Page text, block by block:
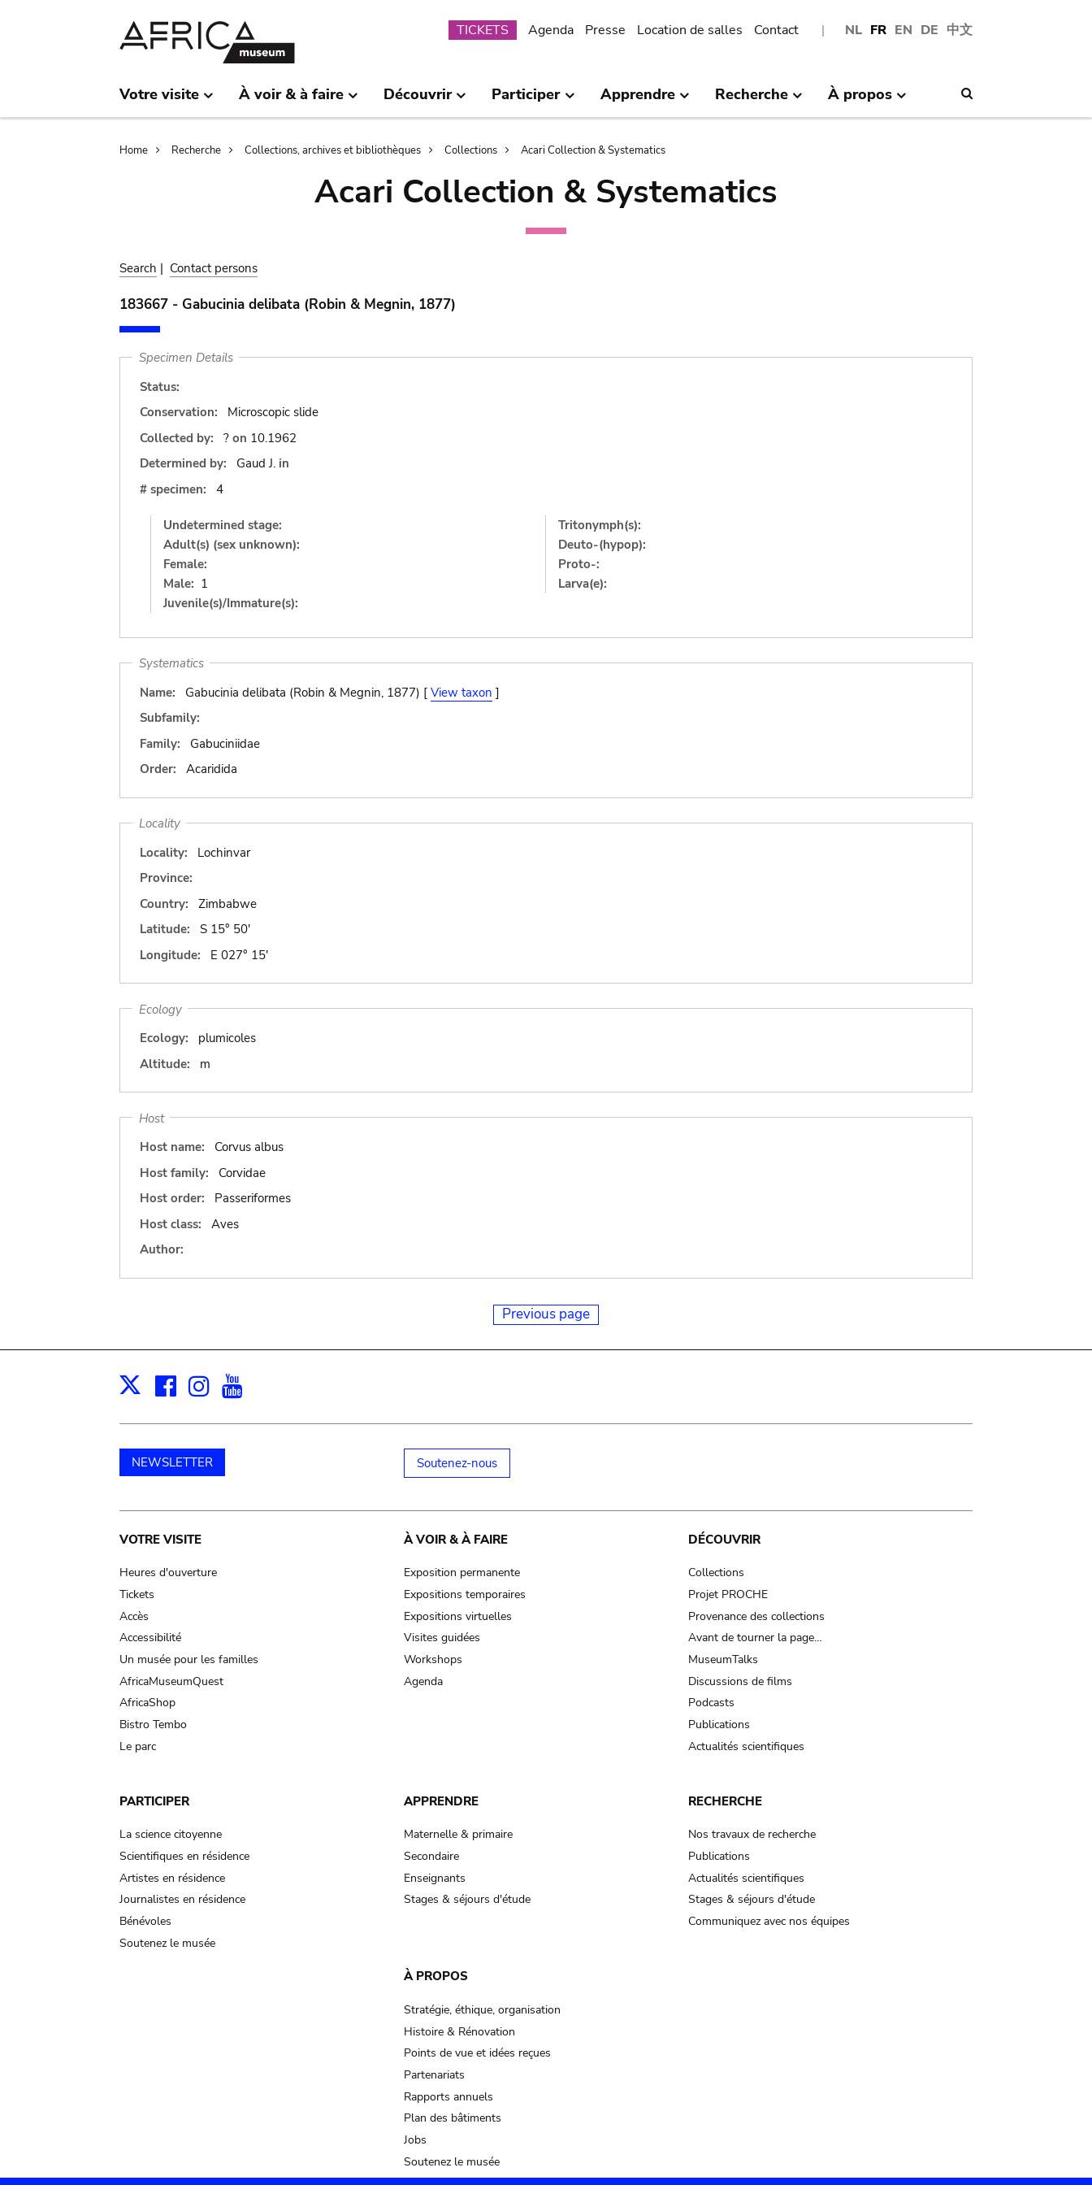
NL FR EN DE 中文
Submenu
TICKETS Agenda Presse Location de salles Contact
Votre visite À voir & à faire Découvrir Participer Apprendre Recherche À propos
Breadcrumb
Home Recherche Collections, archives et bibliothèques Collections Acari Collection & Systematics
Acari Collection & Systematics
Search | Contact persons
183667 - Gabucinia delibata (Robin & Megnin, 1877)
Specimen Details
Status:
Conservation:
Microscopic slide
Collected by:
? on 10.1962
Determined by:
Gaud J. in
# specimen:
4
Undetermined stage:
Adult(s) (sex unknown):
Female:
Male: 1
Juvenile(s)/Immature(s):
Tritonymph(s):
Deuto-(hypop):
Proto-:
Larva(e):
Systematics
Name:
Gabucinia delibata (Robin & Megnin, 1877) [ View taxon ]
Subfamily:
Family:
Gabuciniidae
Order:
Acaridida
Locality
Locality:
Lochinvar
Province:
Country:
Zimbabwe
Latitude:
S 15° 50'
Longitude:
E 027° 15'
Ecology
Ecology:
plumicoles
Altitude:
m
Host
Host name:
Corvus albus
Host family:
Corvidae
Host order:
Passeriformes
Host class:
Aves
Author:
Previous page
X Facebook
Instagram
NEWSLETTER Soutenez-nous
Main
navigation
VOTRE VISITE
Heures d'ouverture
Tickets
Accès
Accessibilité
Un musée pour les familles
AfricaMuseumQuest
AfricaShop
Bistro Tembo
Le parc
À VOIR & À FAIRE
Exposition permanente
Expositions temporaires
Expositions virtuelles
Visites guidées
Workshops
Agenda
DÉCOUVRIR
Collections
Projet PROCHE
Provenance des collections
Avant de tourner la page…
MuseumTalks
Discussions de films
Podcasts
Publications
Actualités scientifiques
PARTICIPER
La science citoyenne
Scientifiques en résidence
Artistes en résidence
Journalistes en résidence
Bénévoles
Soutenez le musée
APPRENDRE
Maternelle & primaire
Secondaire
Enseignants
Stages & séjours d'étude
RECHERCHE
Nos travaux de recherche
Publications
Actualités scientifiques
Stages & séjours d'étude
Communiquez avec nos équipes
À PROPOS
Stratégie, éthique, organisation
Histoire & Rénovation
Points de vue et idées reçues
Partenariats
Rapports annuels
Plan des bâtiments
Jobs
Soutenez le musée